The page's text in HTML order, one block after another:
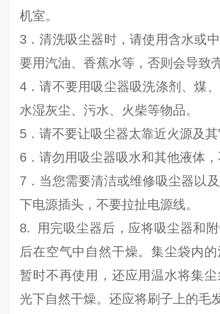
机室。
3．清洗吸尘器时，请使用含水或
要用汽油、香蕉水等，否则会导致
4．请不要用吸尘器吸洗涤剂、煤
水湿灰尘、污水、火柴等物品。
5．请不要让吸尘器太靠近火源及
6．请勿用吸尘器吸水和其他液体
7．当您需要清洁或维修吸尘器以
下电源插头，不要拉扯电源线。
8. 用完吸尘器后，应将吸尘器和
后在空气中自然干燥。集尘袋内
暂时不再使用，还应用温水将集
光下自然干燥。还应将刷子上的毛